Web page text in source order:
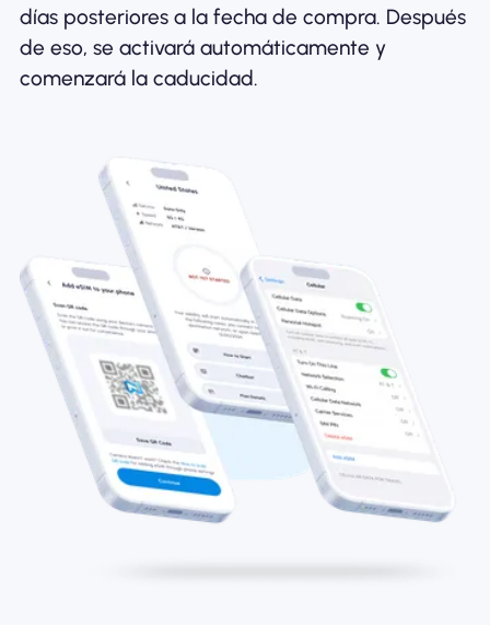
días posteriores a la fecha de compra. Después
de eso, se activará automáticamente y
comenzará la caducidad.